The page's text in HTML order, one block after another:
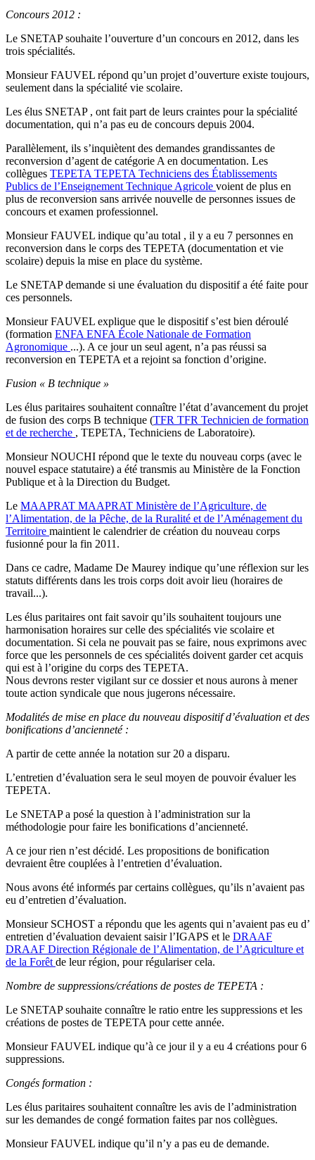
Concours 2012 :
Le SNETAP souhaite l’ouverture d’un concours en 2012, dans les
trois spécialités.
Monsieur FAUVEL répond qu’un projet d’ouverture existe toujours,
seulement dans la spécialité vie scolaire.
Les élus SNETAP , ont fait part de leurs craintes pour la spécialité
documentation, qui n’a pas eu de concours depuis 2004.
Parallèlement, ils s’inquiètent des demandes grandissantes de
reconversion d’agent de catégorie A en documentation. Les
collègues TEPETA TEPETA Techniciens des Établissements
Publics de l’Enseignement Technique Agricole voient de plus en
plus de reconversion sans arrivée nouvelle de personnes issues de
concours et examen professionnel.
Monsieur FAUVEL indique qu’au total , il y a eu 7 personnes en
reconversion dans le corps des TEPETA (documentation et vie
scolaire) depuis la mise en place du système.
Le SNETAP demande si une évaluation du dispositif a été faite pour
ces personnels.
Monsieur FAUVEL explique que le dispositif s’est bien déroulé
(formation ENFA ENFA École Nationale de Formation
Agronomique ...). A ce jour un seul agent, n’a pas réussi sa
reconversion en TEPETA et a rejoint sa fonction d’origine.
Fusion « B technique »
Les élus paritaires souhaitent connaître l’état d’avancement du projet
de fusion des corps B technique (TFR TFR Technicien de formation
et de recherche , TEPETA, Techniciens de Laboratoire).
Monsieur NOUCHI répond que le texte du nouveau corps (avec le
nouvel espace statutaire) a été transmis au Ministère de la Fonction
Publique et à la Direction du Budget.
Le MAAPRAT MAAPRAT Ministère de l’Agriculture, de
l’Alimentation, de la Pêche, de la Ruralité et de l’Aménagement du
Territoire maintient le calendrier de création du nouveau corps
fusionné pour la fin 2011.
Dans ce cadre, Madame De Maurey indique qu’une réflexion sur les
statuts différents dans les trois corps doit avoir lieu (horaires de
travail...).
Les élus paritaires ont fait savoir qu’ils souhaitent toujours une
harmonisation horaires sur celle des spécialités vie scolaire et
documentation. Si cela ne pouvait pas se faire, nous exprimons avec
force que les personnels de ces spécialités doivent garder cet acquis
qui est à l’origine du corps des TEPETA.
Nous devrons rester vigilant sur ce dossier et nous aurons à mener
toute action syndicale que nous jugerons nécessaire.
Modalités de mise en place du nouveau dispositif d’évaluation et des
bonifications d’ancienneté :
A partir de cette année la notation sur 20 a disparu.
L’entretien d’évaluation sera le seul moyen de pouvoir évaluer les
TEPETA.
Le SNETAP a posé la question à l’administration sur la
méthodologie pour faire les bonifications d’ancienneté.
A ce jour rien n’est décidé. Les propositions de bonification
devraient être couplées à l’entretien d’évaluation.
Nous avons été informés par certains collègues, qu’ils n’avaient pas
eu d’entretien d’évaluation.
Monsieur SCHOST a répondu que les agents qui n’avaient pas eu d’
entretien d’évaluation devaient saisir l’IGAPS et le DRAAF
DRAAF Direction Régionale de l’Alimentation, de l’Agriculture et
de la Forêt de leur région, pour régulariser cela.
Nombre de suppressions/créations de postes de TEPETA :
Le SNETAP souhaite connaître le ratio entre les suppressions et les
créations de postes de TEPETA pour cette année.
Monsieur FAUVEL indique qu’à ce jour il y a eu 4 créations pour 6
suppressions.
Congés formation :
Les élus paritaires souhaitent connaître les avis de l’administration
sur les demandes de congé formation faites par nos collègues.
Monsieur FAUVEL indique qu’il n’y a pas eu de demande.